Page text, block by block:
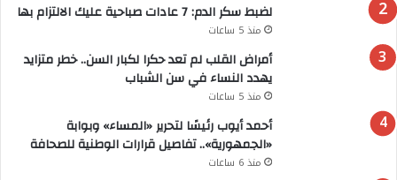
لضبط سكر الدم: 7 عادات صباحية عليك الالتزام بها
منذ 5 ساعات
أمراض القلب لم تعد حكرا لكبار السن.. خطر متزايد
يهدد النساء في سن الشباب
منذ 5 ساعات
أحمد أيوب رئيسًا لتحرير «المساء» وبوابة
«الجمهورية».. تفاصيل قرارات الوطنية للصحافة
منذ 6 ساعات